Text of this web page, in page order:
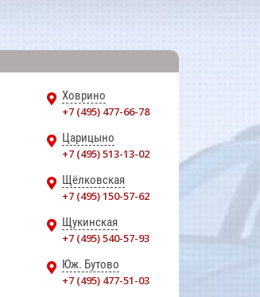
Ховрино
+7 (495) 477-66-78
Царицыно
+7 (495) 513-13-02
Щёлковская
+7 (495) 150-57-62
Щукинская
+7 (495) 540-57-93
Юж. Бутово
+7 (495) 477-51-03